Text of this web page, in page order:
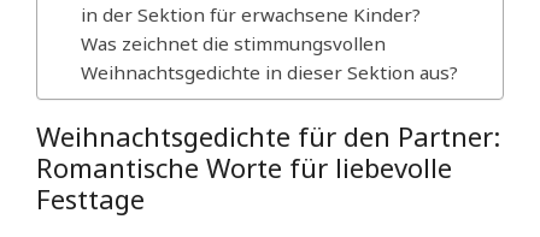
in der Sektion für erwachsene Kinder?
Was zeichnet die stimmungsvollen
Weihnachtsgedichte in dieser Sektion aus?
Weihnachtsgedichte für den Partner:
Romantische Worte für liebevolle
Festtage